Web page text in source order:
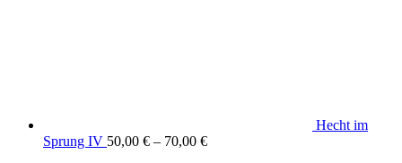
Hecht im
Sprung IV 50,00 € – 70,00 €